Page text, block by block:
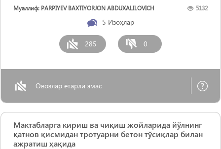
қилиши мумкин.
Муаллиф: PARPIYEV BAXTIYORJON ABDUXALILOVICH 5132
5 Изоҳлар
285 0
Овозлар етарли эмас
Мактабларга кириш ва чиқиш жойларида йўлнинг
қатнов қисмидан тротуарни бетон тўсиқлар билан
ажратиш ҳақида